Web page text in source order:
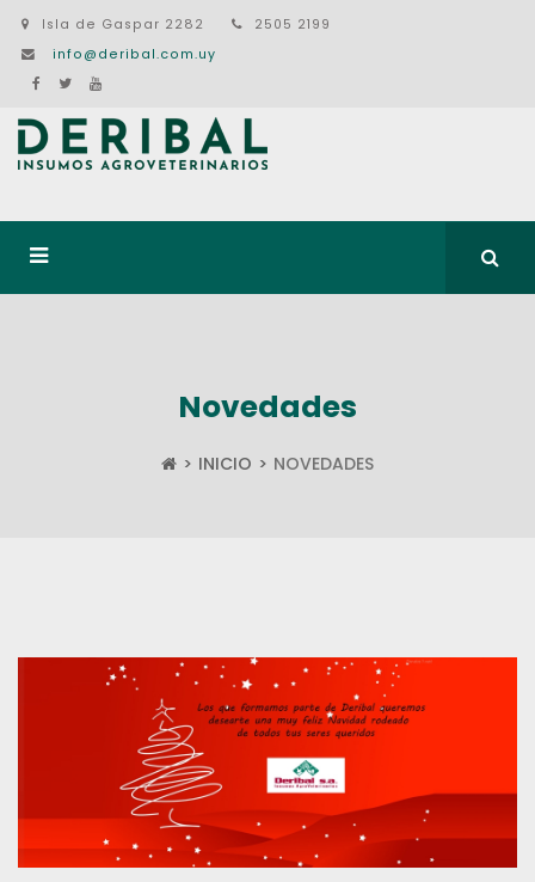
Isla de Gaspar 2282
2505 2199
info@deribal.com.uy
Novedades
INICIO NOVEDADES